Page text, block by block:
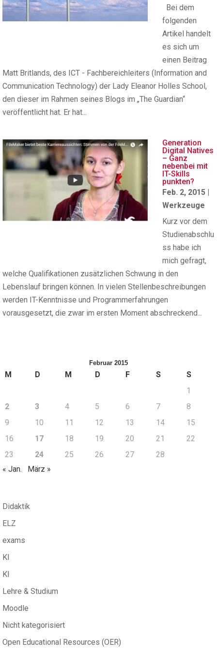
Bei dem
folgenden
Artikel handelt
es sich um
einen Beitrag
Matt Britlands, des ICT - Fachbereichleiters (Information and
Communication Technology) der Lady Eleanor Holles School,
den dieser im Rahmen seines Blogs im „The Guardian“
veröffentlicht hat. Er hat...
Generation
Digital Natives
– Ganz
nebenbei mit
IT-Skills
punkten?
Feb. 2, 2015 |
Werkzeuge
Kurz vor dem
Studienabschlu
ss habe ich
mich gefragt,
welche Qualifikationen zusätzlichen Schwung in den
Lebenslauf bringen können. In vielen Stellenbeschreibungen
werden IT-Kenntnisse und Programmerfahrungen
vorausgesetzt, die zwar im ersten Moment abschreckend...
Februar 2015
M D M D F S
S
1
2
3 4 5 6 7
8
9
10 11 12 13 14
15
16
17 18 19 20 21
22
23
24 25 26 27
28
« Jan.
März »
Didaktik
ELZ
exams
KI
KI
Lehre & Studium
Moodle
Nicht kategorisiert
Open Educational Resources (OER)